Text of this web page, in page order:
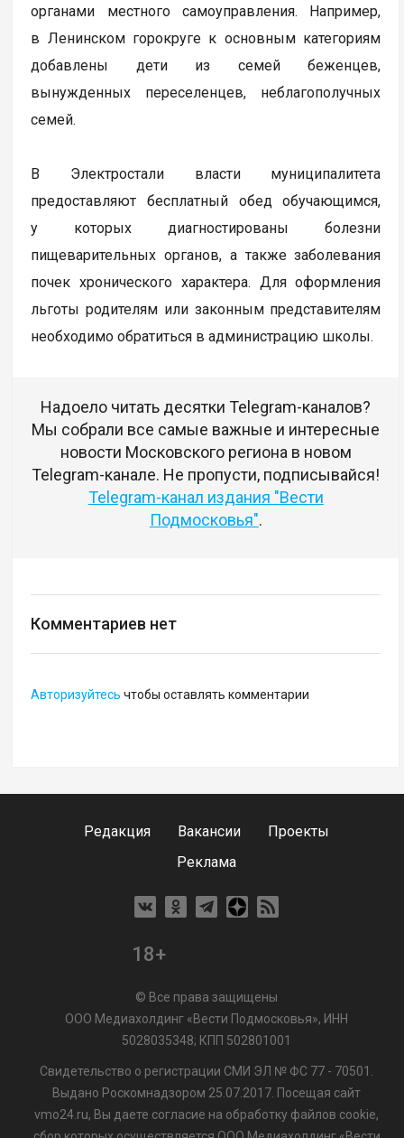
органами местного самоуправления. Например,
в Ленинском горокруге к основным категориям
добавлены дети из семей беженцев,
вынужденных переселенцев, неблагополучных
семей.
В Электростали власти муниципалитета
предоставляют бесплатный обед обучающимся,
у которых диагностированы болезни
пищеварительных органов, а также заболевания
почек хронического характера. Для оформления
льготы родителям или законным представителям
необходимо обратиться в администрацию школы.
Надоело читать десятки Telegram-каналов?
Мы собрали все самые важные и интересные
новости Московского региона в новом
Telegram-канале. Не пропусти, подписывайся!
Telegram-канал издания "Вести
Подмосковья".
Комментариев нет
Авторизуйтесь чтобы оставлять комментарии
Редакция Вакансии
Проекты
Реклама
18+
© Все права защищены
ООО Медиахолдинг «Вести Подмосковья», ИНН
5028035348; КПП 502801001
Свидетельство о регистрации СМИ ЭЛ № ФС 77 - 70501.
Выдано Роскомнадзором 25.07.2017. Посещая сайт
vmo24.ru, Вы даете согласие на обработку файлов cookie,